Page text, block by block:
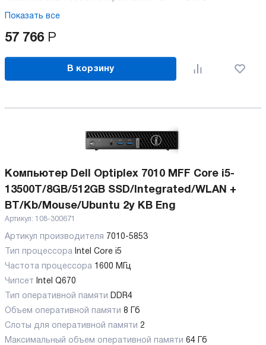
Показать все
57 766 Р
В корзину
Компьютер Dell Optiplex 7010 MFF Core i5-
13500T/8GB/512GB SSD/Integrated/WLAN +
BT/Kb/Mouse/Ubuntu 2y KB Eng
Артикул: 108-300671
Артикул производителя 7010-5853
Тип процессора Intel Core i5
Частота процессора 1600 МГц
Чипсет
Intel Q670
Тип оперативной памяти DDR4
Объем оперативной памяти 8 Гб
Слоты для оперативной памяти 2
Максимальный объем оперативной памяти 64 Гб